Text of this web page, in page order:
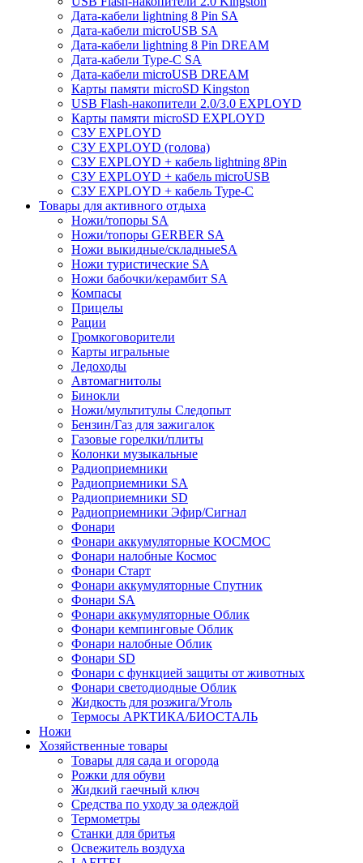
Дата-кабели lightning 8 Pin SA
Дата-кабели microUSB SA
Дата-кабели lightning 8 Pin DREAM
Дата-кабели Type-C SA
Дата-кабели microUSB DREAM
Карты памяти microSD Kingston
USB Flash-накопители 2.0/3.0 EXPLOYD
Карты памяти microSD EXPLOYD
СЗУ EXPLOYD
СЗУ EXPLOYD (голова)
СЗУ EXPLOYD + кабель lightning 8Pin
СЗУ EXPLOYD + кабель microUSB
СЗУ EXPLOYD + кабель Type-C
Товары для активного отдыха
Ножи/топоры SA
Ножи/топоры GERBER SA
Ножи выкидные/складныеSA
Ножи туристические SA
Ножи бабочки/керамбит SA
Компасы
Прицелы
Рации
Громкоговорители
Карты игральные
Ледоходы
Автомагнитолы
Бинокли
Ножи/мультитулы Следопыт
Бензин/Газ для зажигалок
Газовые горелки/плиты
Колонки музыкальные
Радиоприемники
Радиоприемники SA
Радиоприемники SD
Радиоприемники Эфир/Сигнал
Фонари
Фонари аккумуляторные КОСМОС
Фонари налобные Космос
Фонари Старт
Фонари аккумуляторные Спутник
Фонари SA
Фонари аккумуляторные Облик
Фонари кемпинговые Облик
Фонари налобные Облик
Фонари SD
Фонари с функцией защиты от животных
Фонари светодиодные Облик
Жидкость для розжига/Уголь
Термосы АРКТИКА/БИОСТАЛЬ
Ножи
Хозяйственные товары
Товары для сада и огорода
Рожки для обуви
Жидкий гаечный ключ
Средства по уходу за одеждой
Термометры
Станки для бритья
Освежитель воздуха